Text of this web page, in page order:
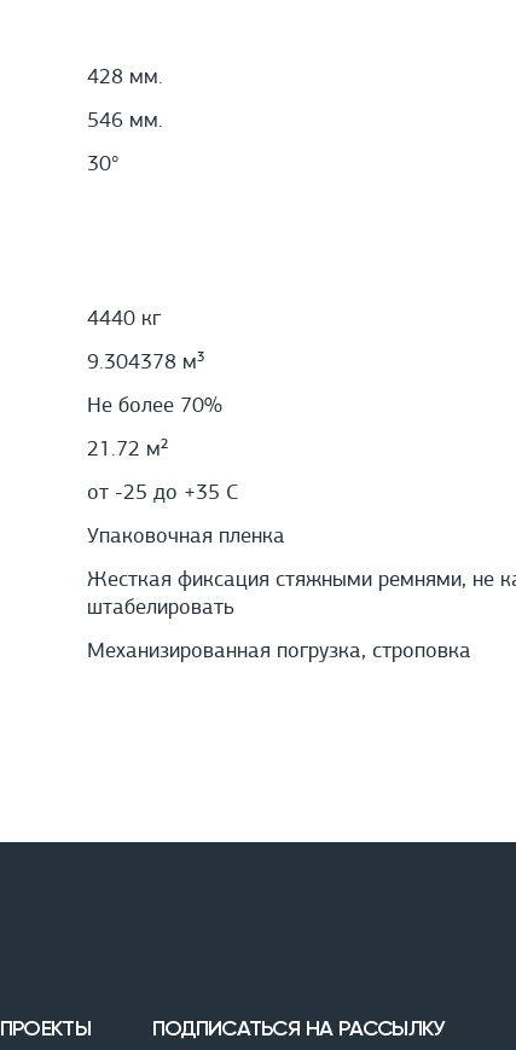
428 мм.
546 мм.
30°
4440 кг
9.304378 м³
Не более 70%
21.72 м²
от -25 до +35 С
Упаковочная пленка
Жесткая фиксация стяжными ремнями, не
штабелировать
Механизированная погрузка, строповка
ПРОЕКТЫ ПОДПИСАТЬСЯ НА РАССЫЛКУ